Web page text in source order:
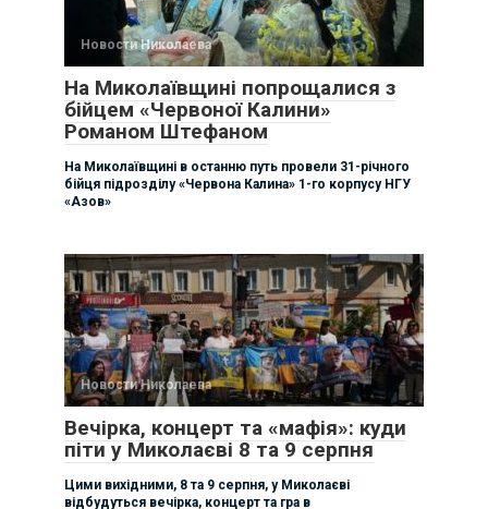
Новости Николаева
На Миколаївщині попрощалися з
бійцем «Червоної Калини»
Романом Штефаном
На Миколаївщині в останню путь провели 31-річного
бійця підрозділу «Червона Калина» 1-го корпусу НГУ
«Азов»
Новости Николаева
Вечірка, концерт та «мафія»: куди
піти у Миколаєві 8 та 9 серпня
Цими вихідними, 8 та 9 серпня, у Миколаєві
відбудуться вечірка, концерт та гра в